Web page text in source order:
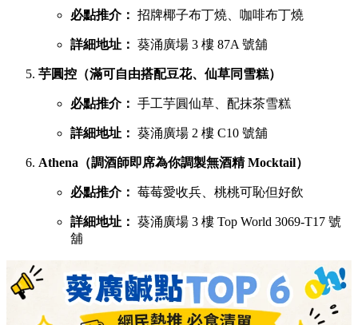
必點推介： 招牌椰子布丁燒、咖啡布丁燒
詳細地址： 葵涌廣場 3 樓 87A 號舖
芋圓控（滿可自由搭配豆花、仙草同雪糕）
必點推介： 手工芋圓仙草、配抹茶雪糕
詳細地址： 葵涌廣場 2 樓 C10 號舖
Athena（調酒師即席為你調製無酒精 Mocktail）
必點推介： 莓莓愛收兵、桃桃可恥但好飲
詳細地址： 葵涌廣場 3 樓 Top World 3069-T17 號
舖